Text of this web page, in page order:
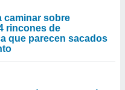
caminar sobre
rincones de
que parecen sacados